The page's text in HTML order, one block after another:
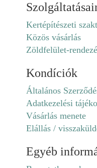
Kertépítészeti
Közös vásárlás
Zöldfelület-
Kondíciók
Általános
Adatkezelési
Vásárlás menete
Elállás /
Egyéb